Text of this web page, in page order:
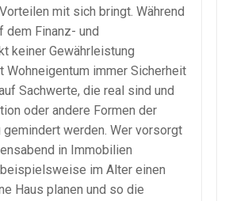
mit sich bringt. Während
dem Finanz- und
keiner Gewährleistung
Wohneigentum immer Sicherheit
Sachwerte, die real sind und
oder andere Formen der
gemindert werden. Wer vorsorgt
in Immobilien
im Alter einen
Haus planen und so die